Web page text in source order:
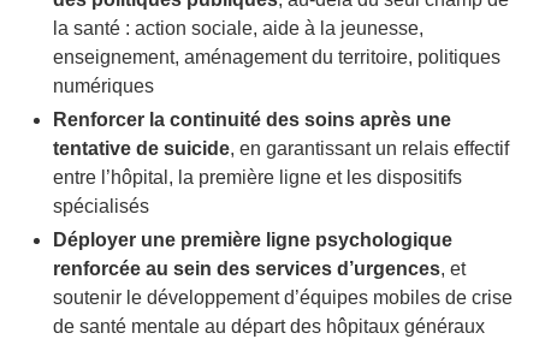
la santé : action sociale, aide à la jeunesse,
enseignement, aménagement du territoire, politiques
numériques
Renforcer la continuité des soins après une
tentative de suicide, en garantissant un relais effectif
entre l’hôpital, la première ligne et les dispositifs
spécialisés
Déployer une première ligne psychologique
renforcée au sein des services d’urgences, et
soutenir le développement d’équipes mobiles de crise
de santé mentale au départ des hôpitaux généraux